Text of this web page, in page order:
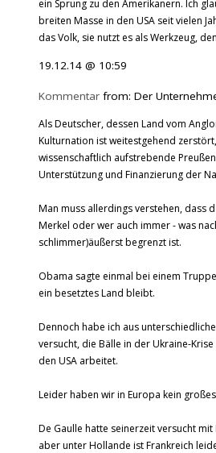
ein Sprung zu den Amerikanern. Ich
breiten Masse in den USA seit vielen
das Volk, sie nutzt es als Werkzeug,
19.12.14 @ 10:59
Kommentar from: Der
Als Deutscher, dessen Land vom
Kulturnation ist weitestgehend
wissenschaftlich aufstrebende
Unterstützung und Finanzierung der
Man muss allerdings verstehen, dass
Merkel oder wer auch immer - was
schlimmer)äußerst begrenzt ist.
Obama sagte einmal bei einem
ein besetztes Land bleibt.
Dennoch habe ich aus
versucht, die Bälle in der Ukraine-
den USA arbeitet.
Leider haben wir in Europa kein
De Gaulle hatte seinerzeit versucht
aber unter Hollande ist Frankreich